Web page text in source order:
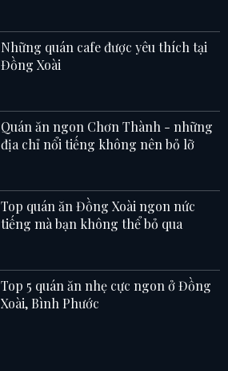
Những quán cafe được yêu thích tại
Đồng Xoài
Quán ăn ngon Chơn Thành - những
địa chỉ nổi tiếng không nên bỏ lỡ
Top quán ăn Đồng Xoài ngon nức
tiếng mà bạn không thể bỏ qua
Top 5 quán ăn nhẹ cực ngon ở Đồng
Xoài, Bình Phước